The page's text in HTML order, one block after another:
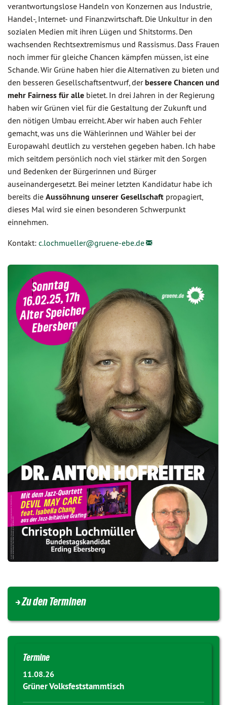
verantwortungslose Handeln von Konzernen aus Industrie,
Handel-, Internet- und Finanzwirtschaft. Die Unkultur in den
sozialen Medien mit ihren Lügen und Shitstorms. Den
wachsenden Rechtsextremismus und Rassismus. Dass Frauen
noch immer für gleiche Chancen kämpfen müssen, ist eine
Schande. Wir Grüne haben hier die Alternativen zu bieten und
den besseren Gesellschaftsentwurf, der bessere Chancen und
mehr Fairness für alle bietet. In drei Jahren in der Regierung
haben wir Grünen viel für die Gestaltung der Zukunft und
den nötigen Umbau erreicht. Aber wir haben auch Fehler
gemacht, was uns die Wählerinnen und Wähler bei der
Europawahl deutlich zu verstehen gegeben haben. Ich habe
mich seitdem persönlich noch viel stärker mit den Sorgen
und Bedenken der Bürgerinnen und Bürger
auseinandergesetzt. Bei meiner letzten Kandidatur habe ich
bereits die Aussöhnung unserer Gesellschaft propagiert,
dieses Mal wird sie einen besonderen Schwerpunkt
einnehmen.
Kontakt: c.lochmueller@gruene-ebe.de
→ Zu den Terminen
Termine
11.08.26
Grüner Volksfeststammtisch